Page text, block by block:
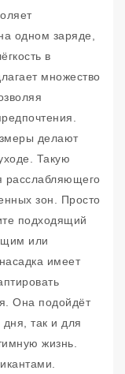
одном заряде,
в
множество
делают
Такую
расслабляющего
зон. Просто
подходящий
или
имеет
Она подойдёт
дня, так и для
жизнь.